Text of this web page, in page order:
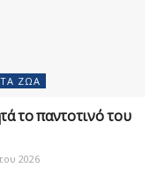
ΖΏΑ
το παντοτινό του
2026